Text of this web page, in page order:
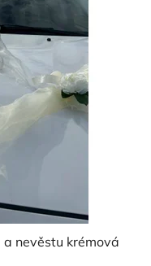
a nevěstu krémová